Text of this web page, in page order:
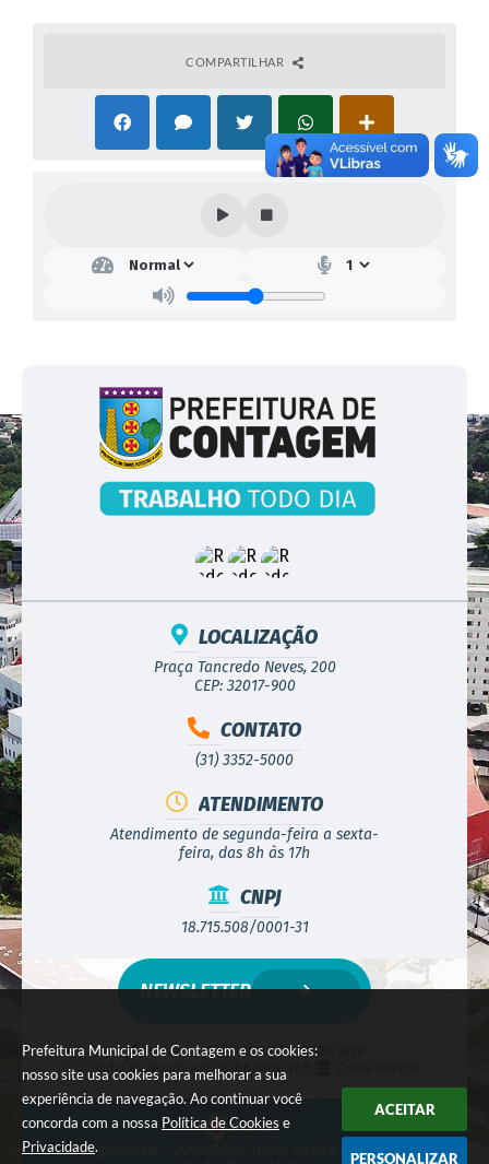
Prefeitura Municipal de Contagem e os cookies:
nosso site usa cookies para melhorar a sua
experiência de navegação. Ao continuar você
concorda com a nossa Política de Cookies e
Privacidade.
ACEITAR
PERSONALIZAR
COMPARTILHAR
LOCALIZAÇÃO
Praça Tancredo Neves, 200
CEP: 32017-900
CONTATO
(31) 3352-5000
ATENDIMENTO
Atendimento de segunda-feira a sexta-
feira, das 8h às 17h
CNPJ
18.715.508/0001-31
Versão do Sistema:3.5.3 - 19/06/2026
Portal atualizado em:
08/08/2026 17:52
NEWSLETTER
© Copyright Instar - 2006-2026. Todos os direitos reservados -